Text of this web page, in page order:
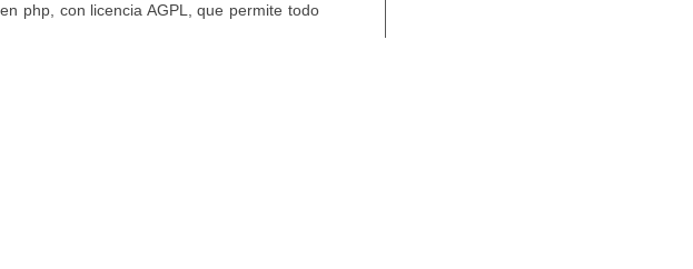
php, con licencia AGPL, que permite todo